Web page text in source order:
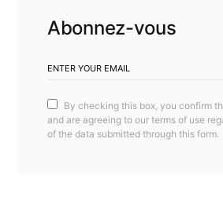
Abonnez-vous
By checking this box, you confirm
and are agreeing to our terms of use
of the data submitted through this form.